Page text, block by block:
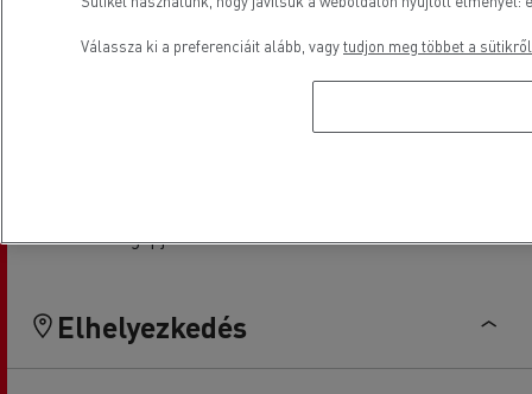
Szolgáltatás & Javítás
Elektromos gépjárművek
Elhelyezkedés
Válassza ki a preferenciáit alább, vagytudjon meg többet a